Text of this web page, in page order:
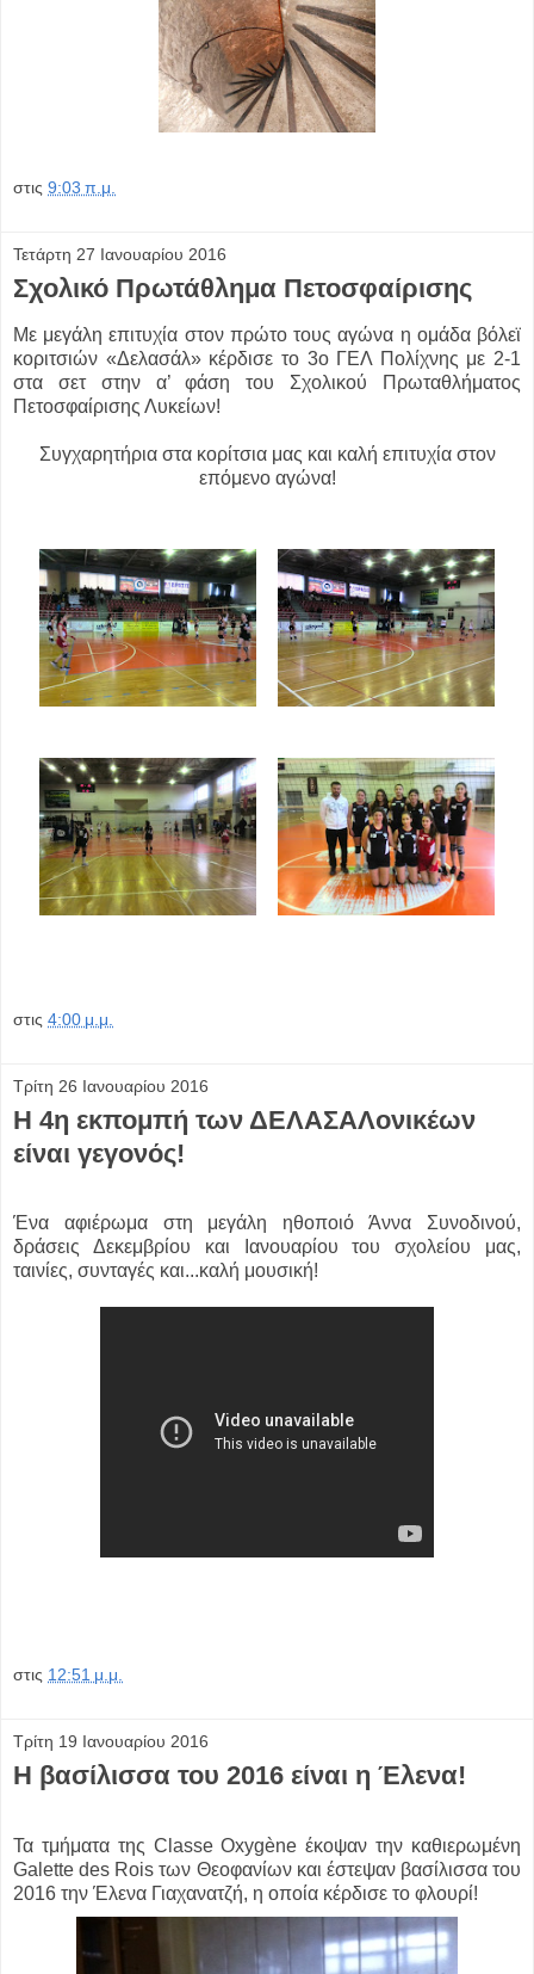
στις 9:03 π.μ.
Τετάρτη 27 Ιανουαρίου 2016
Σχολικό Πρωτάθλημα Πετοσφαίρισης
Με μεγάλη επιτυχία στον πρώτο τους αγώνα η ομάδα βόλεϊ
κοριτσιών «Δελασάλ» κέρδισε το 3ο ΓΕΛ Πολίχνης με 2-1
στα σετ στην α’ φάση του Σχολικού Πρωταθλήματος
Πετοσφαίρισης Λυκείων!
Συγχαρητήρια στα κορίτσια μας και καλή επιτυχία στον
επόμενο αγώνα!
στις 4:00 μ.μ.
Τρίτη 26 Ιανουαρίου 2016
Η 4η εκπομπή των ΔΕΛΑΣΑΛονικέων
είναι γεγονός!
Ένα αφιέρωμα στη μεγάλη ηθοποιό Άννα Συνοδινού,
δράσεις Δεκεμβρίου και Ιανουαρίου του σχολείου μας,
ταινίες, συνταγές και...καλή μουσική!
στις 12:51 μ.μ.
Τρίτη 19 Ιανουαρίου 2016
H βασίλισσα του 2016 είναι η Έλενα!
Τα τμήματα της Classe Oxygène έκοψαν την καθιερωμένη
Galette des Rois των Θεοφανίων και έστεψαν βασίλισσα του
2016 την Έλενα Γιαχανατζή, η οποία κέρδισε το φλουρί!